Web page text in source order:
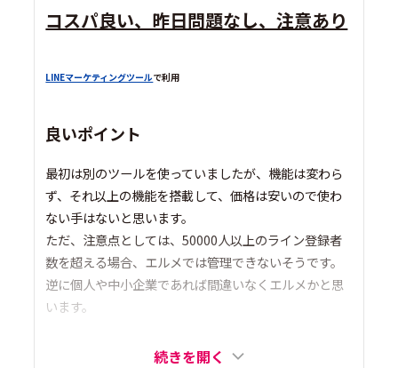
コスパ良い、昨日問題なし、注意あり
LINEマーケティングツールで利用
良いポイント
最初は別のツールを使っていましたが、機能は変わら
ず、それ以上の機能を搭載して、価格は安いので使わ
ない手はないと思います。
ただ、注意点としては、50000人以上のライン登録者
数を超える場合、エルメでは管理できないそうです。
逆に個人や中小企業であれば間違いなくエルメかと思
います。
続きを開く